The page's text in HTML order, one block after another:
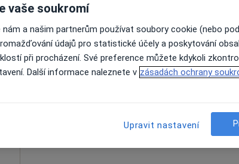
Dnes Zítra So
8 Srpen
Ne
9 Srpen
Online rezervace termínu není k
vaše soukromí
a našim partnerům používat soubory cookie (nebo
údajů pro statistické účely a poskytování
při procházení. Své preference můžete kdykoli
Další informace naleznete v zásadách ochrany
Upravit nastavení